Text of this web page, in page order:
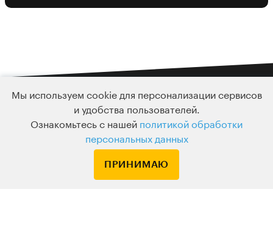
Узнавайте о новых курсах и лекциях первым
Мы используем cookie для персонализации сервисов
и удобства пользователей.
Ознакомьтесь с нашей политикой обработки
персональных данных
ПРИНИМАЮ